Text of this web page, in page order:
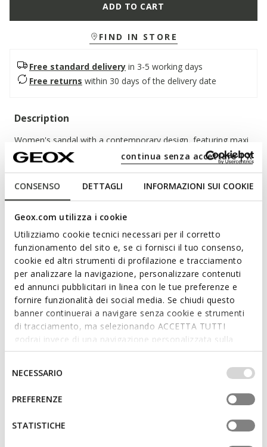
CONSENSO DETTAGLI INFORMAZIONI SUI COOKIE
Geox.com utilizza i cookie
Utilizziamo cookie tecnici necessari per il corretto
funzionamento del sito e, se ci fornisci il tuo consenso,
cookie ed altri strumenti di profilazione e tracciamento
per analizzare la navigazione, personalizzare contenuti
ed annunci pubblicitari in linea con le tue preferenze e
fornire funzionalità dei social media. Se chiudi questo
banner continuerai a navigare senza cookie e strumenti
di tracciamento, ma selezionando ACCETTA TUTTI
godrai invece di una navigazione personalizzata sulla
base dei tuoi gusti ed interessi. Selezionando
IMPOSTAZIONI potrai anche scegliere quali cookies ed
altri strumenti di tracciamento autorizzare. Per maggiori
informazioni o per modificare in qualsiasi momento le
tue impostazioni, visita la nostra
consenso
NECESSARIO
PREFERENZE
STATISTICHE
continua senza accettare | X
ADD TO CART
FIND IN STORE
Free standard delivery in 3-5 working days
Free returns within 30 days of the delivery date
Description
Women's sandal with a contemporary design, featuring maxi
intertwined straps. In this warm and enveloping brick version,
it has a super-soft nappa leather upper. Breathable and
outfits.
Features
By purchasing this product, you are
supporting Leather Working Group certified
tanneries
Quick and easy to put on
Thickness of sole: 1 cm / 0.4"
Slip-on design allows you to slide the foot in swiftly